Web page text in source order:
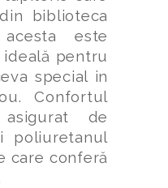
biblioteca
acesta este
pentru
special in
Confortul
de
poliuretanul
care conferă